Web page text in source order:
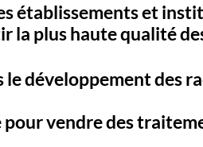
établissements et
la plus haute qualité
le développement
pour vendre des